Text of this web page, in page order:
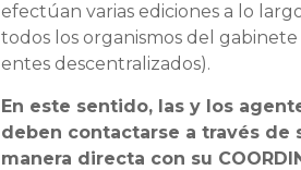
efectúan varias ediciones a lo
todos los organismos del
entes descentralizados).
En este sentido, las y los
deben contactarse a través de
manera directa con su